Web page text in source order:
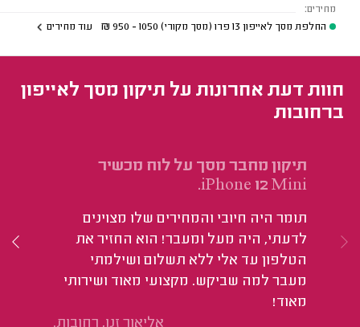
מחירים:
החלפת מסך לאייפון 13 פרו (מסך מקורי)
1050 - 950
₪ עוד מחירים
חוות דעת אחרונות על תיקון מסך לאייפון
ברחובות
תיקון מחבר מסך על לוח מכשיר
iPhone 12 Mini.
תומר היה חיובי והמחירים שלו מצוינים
לדעתי, היה מעל ומעבר! הוא החזיר את
הטלפון עד אלי ללא תשלום ושילמתי
מעבר למה שביקש. מקצועי מאוד ושירותי
מאוד!
אליאור זנו, רחובות.